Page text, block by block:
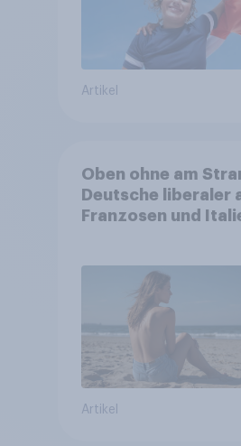
Artikel
Oben ohne am
Deutsche liberaler
Franzosen und
Artikel